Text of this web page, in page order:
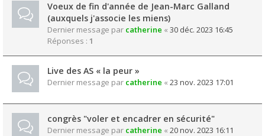
Voeux de fin d'année de Jean-Marc Galland
(auxquels j'associe les miens)
Dernier message par catherine « 30 déc. 2023 16:45
Réponses : 1
Live des AS « la peur »
Dernier message par catherine « 23 nov. 2023 17:01
congrès "voler et encadrer en sécurité"
Dernier message par catherine « 20 nov. 2023 16:11